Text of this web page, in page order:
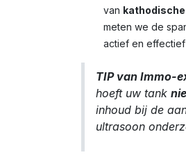
van
meten we de
actief en effectief
TIP van Immo-
hoeft uw tank
inhoud bij de
ultrasoon